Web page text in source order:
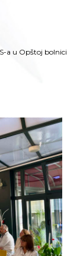
a u Opštoj bolnici